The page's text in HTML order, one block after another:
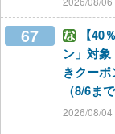
67
【40
ン」対
きクー
（8/6まで
2026/08/04